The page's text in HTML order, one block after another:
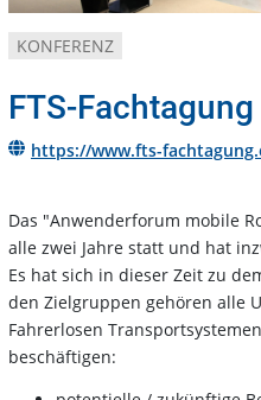
KONFERENZ
FTS-Fachtagung
https://www.fts-
Das "Anwenderforum mobile
alle zwei Jahre statt und hat
Es hat sich in dieser Zeit zu
den Zielgruppen gehören alle
Fahrerlosen
beschäftigen: